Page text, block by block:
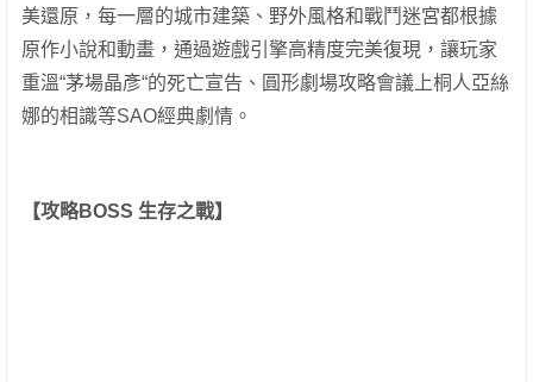
美還原，每一層的城市建築、野外風格和戰鬥迷宮都根據
原作小說和動畫，通過遊戲引擎高精度完美復現，讓玩家
重溫“茅場晶彥“的死亡宣告、圓形劇場攻略會議上桐人亞絲
娜的相識等SAO經典劇情。
【攻略BOSS 生存之戰】